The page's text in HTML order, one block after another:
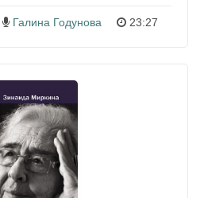
Галина Годунова 23:27